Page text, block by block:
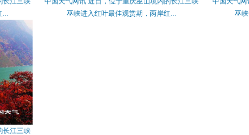
...
巫峡进入红叶最佳观赏期，两岸红...
巫
长江三峡